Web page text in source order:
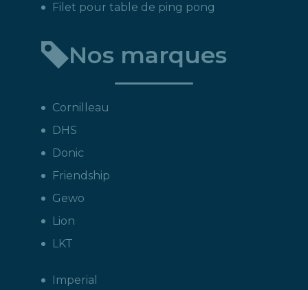
Filet pour table de ping pong
Nos marques
Cornilleau
DHS
Donic
Friendship
Gewo
Lion
LKT
Imperial